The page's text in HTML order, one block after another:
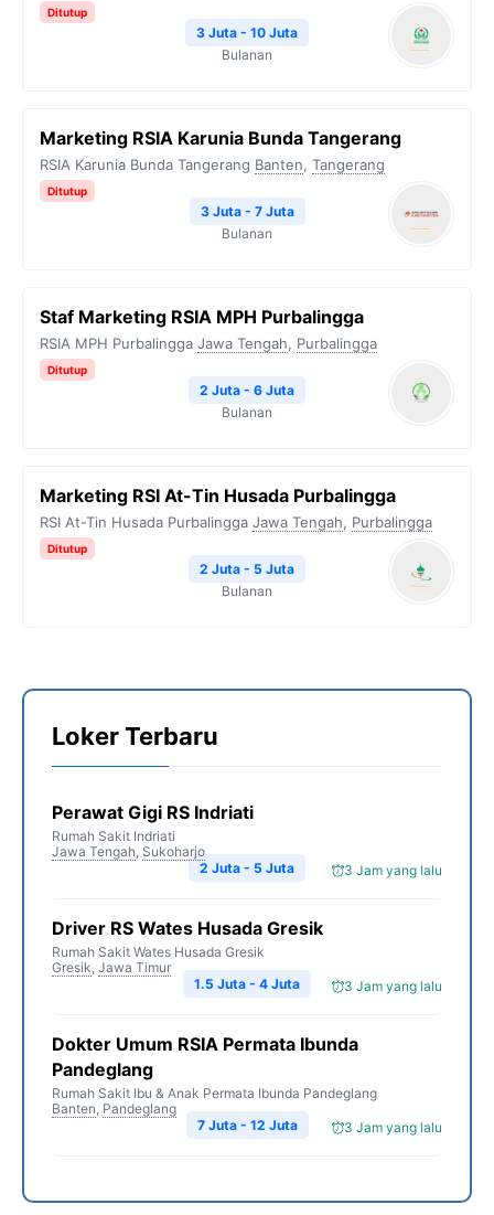
Ditutup
3 Juta - 10 Juta
Bulanan
Marketing RSIA Karunia Bunda Tangerang
RSIA Karunia Bunda Tangerang Banten, Tangerang
Ditutup
3 Juta - 7 Juta
Bulanan
Staf Marketing RSIA MPH Purbalingga
RSIA MPH Purbalingga Jawa Tengah, Purbalingga
Ditutup
2 Juta - 6 Juta
Bulanan
Marketing RSI At-Tin Husada Purbalingga
RSI At-Tin Husada Purbalingga Jawa Tengah, Purbalingga
Ditutup
2 Juta - 5 Juta
Bulanan
Loker Terbaru
Perawat Gigi RS Indriati
Rumah Sakit Indriati
Jawa Tengah, Sukoharjo
3 Jam yang lalu
2 Juta - 5 Juta
Driver RS Wates Husada Gresik
Rumah Sakit Wates Husada Gresik
Gresik, Jawa Timur
3 Jam yang lalu
1.5 Juta - 4 Juta
Dokter Umum RSIA Permata Ibunda
Pandeglang
Rumah Sakit Ibu & Anak Permata Ibunda Pandeglang
Banten, Pandeglang
3 Jam yang lalu
7 Juta - 12 Juta